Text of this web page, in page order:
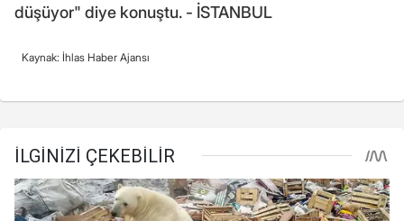
düşüyor" diye konuştu. - İSTANBUL
Kaynak: İhlas Haber Ajansı